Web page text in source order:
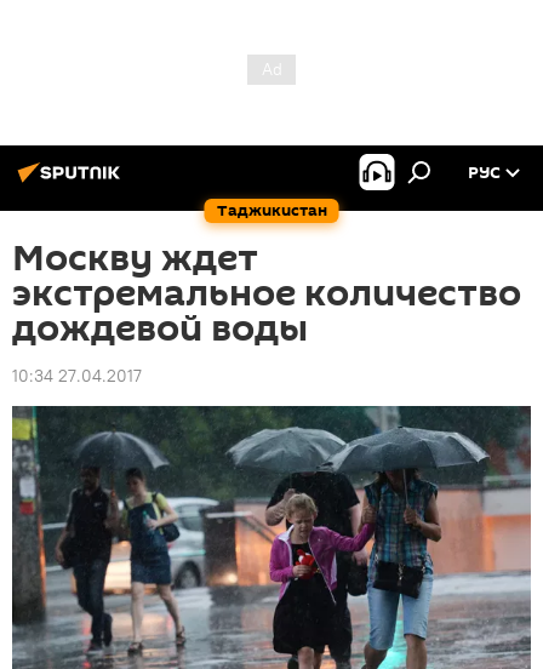
Таджикистан
РУС
Москву ждет
экстремальное количество
дождевой воды
10:34 27.04.2017